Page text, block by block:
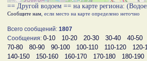
== Другой водоем == на карте региона:
Сообщите нам , если место на карте определено неточно
Всего сообщений: 1807
Сообщения: 0-10 10-20 20-30 30-40 40-50
70-80
80-90 90-100 100-110 110-120 120-
140-150
150-160 160-170 170-180 180-190